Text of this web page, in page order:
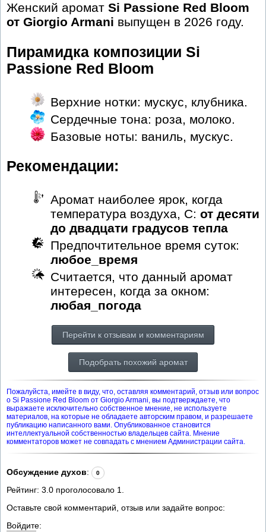
Женский аромат Si Passione Red Bloom
от Giorgio Armani выпущен в 2026 году.
Пирамидка композиции Si
Passione Red Bloom
Верхние нотки: мускус, клубника.
Сердечные тона: роза, молоко.
Базовые ноты: ваниль, мускус.
Рекомендации:
Аромат наиболее ярок, когда
температура воздуха, С: от десяти
до двадцати градусов тепла
Предпочтительное время суток:
любое_время
Считается, что данный аромат
интересен, когда за окном:
любая_погода
Перейти к отзывам и комментариям
Подобрать похожий аромат
Пожалуйста, имейте в виду, что, оставляя комментарий, отзыв или вопрос
о Si Passione Red Bloom от Giorgio Armani, вы подтверждаете, что
выражаете исключительно собственное мнение, не используете
материалов, на которые не обладаете авторским правом, и разрешаете
публикацию написанного вами. Опубликованное становится
интеллектуальной собственностью владельцев сайта. Мнение
комментаторов может не совпадать с мнением Администрации сайта.
Обсуждение духов: 0
Рейтинг: 3.0 проголосовало 1
Оставьте свой комментарий, отзыв или задайте вопрос:
Войдите: